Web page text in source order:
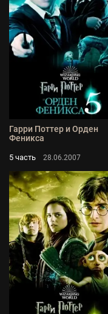
Гарри Поттер и Орден
Феникса
5 часть 28.06.2007